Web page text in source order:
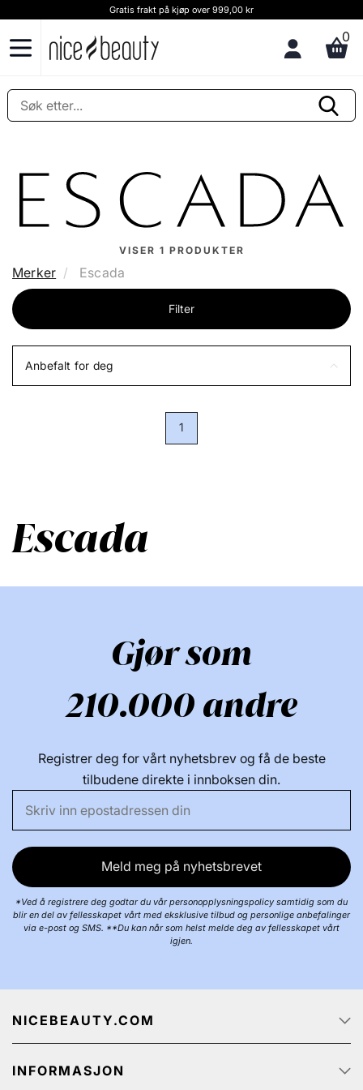
Gratis frakt på kjøp over 999,00 kr
0
VISER 1 PRODUKTER
Merker Escada
Filter
Anbefalt for deg
1
Escada
Gjør som
210.000 andre
Registrer deg for vårt nyhetsbrev og få de beste
tilbudene direkte i innboksen din.
Meld meg på nyhetsbrevet
*Ved å registrere deg godtar du vår personopplysningspolicy samtidig som du
blir en del av fellesskapet vårt med eksklusive tilbud og personlige anbefalinger
via e-post og SMS. **Du kan når som helst melde deg av fellesskapet vårt
igjen.
NICEBEAUTY.COM
Forside
Jobb
INFORMASJON